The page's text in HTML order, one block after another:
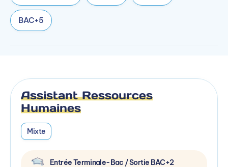
BAC+5
Assistant Ressources
Humaines
Mixte
Entrée Terminale-Bac / Sortie BAC+2